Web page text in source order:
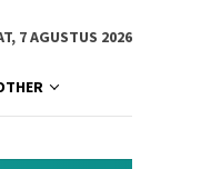
7 AGUSTUS 2026